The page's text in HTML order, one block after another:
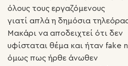
όλους τους εργαζόμενους
γιατί απλά η δημόσια
Μακάρι να αποδειχτεί ότι δεν
υφίσταται θέμα και ήταν fake
όμως πως ήρθε άνωθεν